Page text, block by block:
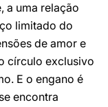
a uma relação
limitado do
de amor e
círculo exclusivo
E o engano é
encontra